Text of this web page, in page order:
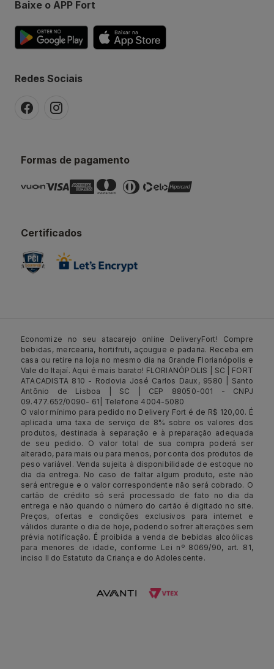
Baixe o APP Fort
Redes Sociais
Formas de pagamento
Certificados
Economize no seu atacarejo online DeliveryFort! Compre
bebidas, mercearia, hortifruti, açougue e padaria. Receba em
casa ou retire na loja no mesmo dia na Grande Florianópolis e
Vale do Itajaí. Aqui é mais barato! FLORIANÓPOLIS | SC | FORT
ATACADISTA 810 - Rodovia José Carlos Daux, 9580 | Santo
Antônio de Lisboa | SC | CEP 88050-001 - CNPJ
09.477.652/0090- 61| Telefone 4004-5080
O valor mínimo para pedido no Delivery Fort é de R$ 120,00. É
aplicada uma taxa de serviço de 8% sobre os valores dos
produtos, destinada à separação e à preparação adequada
de seu pedido. O valor total de sua compra poderá ser
alterado, para mais ou para menos, por conta dos produtos de
peso variável. Venda sujeita à disponibilidade de estoque no
dia da entrega. No caso de faltar algum produto, este não
será entregue e o valor correspondente não será cobrado. O
cartão de crédito só será processado de fato no dia da
entrega e não quando o número do cartão é digitado no site.
Preços, ofertas e condições exclusivos para internet e
válidos durante o dia de hoje, podendo sofrer alterações sem
prévia notificação. É proibida a venda de bebidas alcoólicas
para menores de idade, conforme Lei nº 8069/90, art. 81,
inciso II do Estatuto da Criança e do Adolescente.